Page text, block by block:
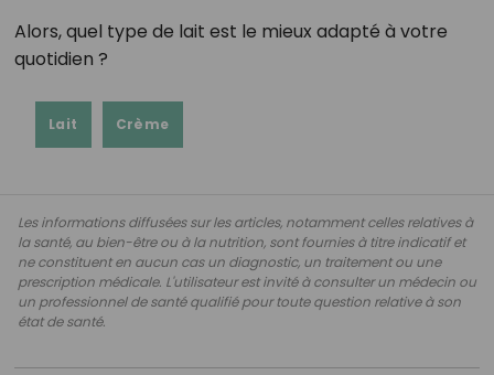
Alors, quel type de lait est le mieux adapté à votre
quotidien ?
Lait Crème
Les informations diffusées sur les articles, notamment celles relatives à
la santé, au bien-être ou à la nutrition, sont fournies à titre indicatif et
ne constituent en aucun cas un diagnostic, un traitement ou une
prescription médicale. L'utilisateur est invité à consulter un médecin ou
un professionnel de santé qualifié pour toute question relative à son
état de santé.